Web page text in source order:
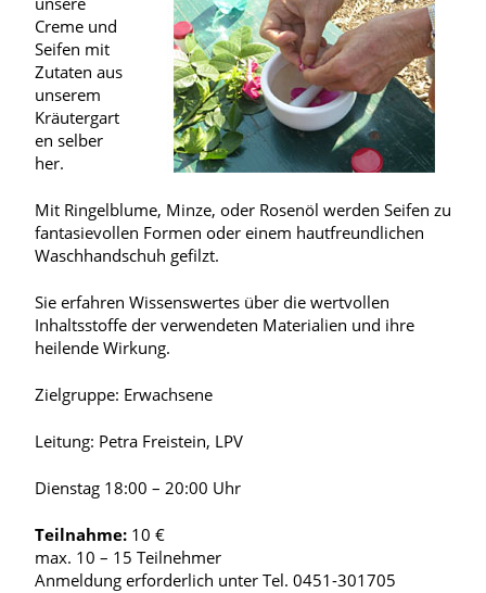
Creme und
Seifen mit
Zutaten aus
unserem
Kräutergart
en selber
her.
Mit Ringelblume, Minze, oder Rosenöl werden Seifen zu
fantasievollen Formen oder einem hautfreundlichen
Waschhandschuh gefilzt.
Sie erfahren Wissenswertes über die wertvollen
Inhaltsstoffe der verwendeten Materialien und ihre
heilende Wirkung.
Zielgruppe: Erwachsene
Leitung: Petra Freistein, LPV
Dienstag 18:00 – 20:00 Uhr
Teilnahme: 10 €
max. 10 – 15 Teilnehmer
Anmeldung erforderlich unter Tel. 0451-301705